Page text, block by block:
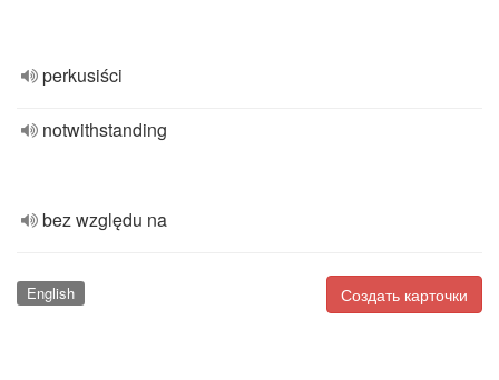
perkusiści
notwithstanding
bez względu na
Создать карточки
English